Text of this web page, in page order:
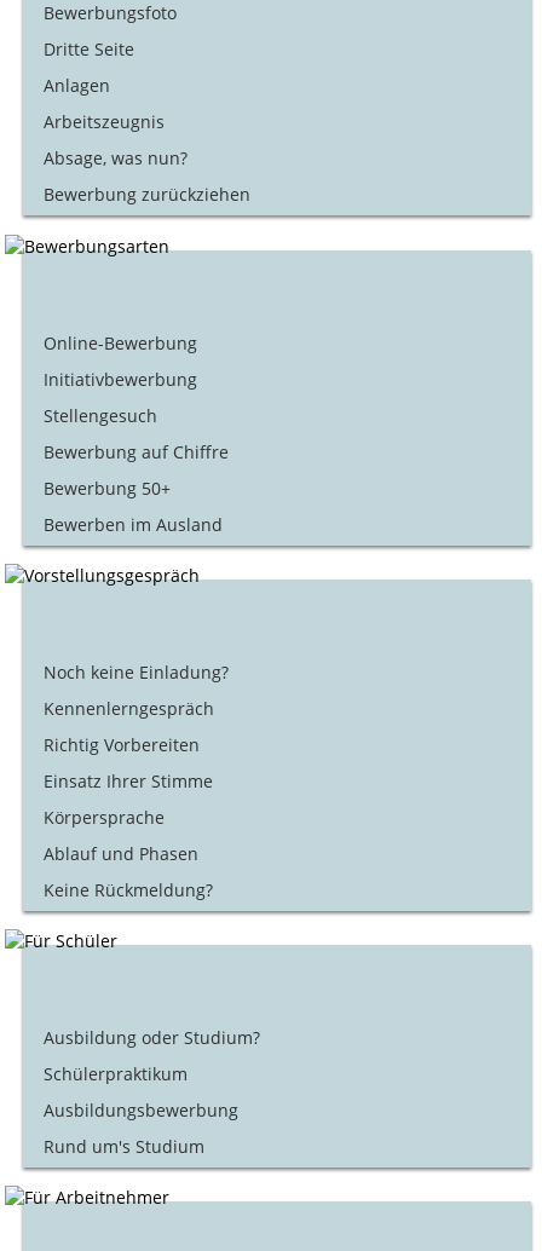
Bewerbungsfoto
Dritte Seite
Anlagen
Arbeitszeugnis
Absage, was nun?
Bewerbung zurückziehen
Online-Bewerbung
Initiativbewerbung
Stellengesuch
Bewerbung auf Chiffre
Bewerbung 50+
Bewerben im Ausland
Noch keine Einladung?
Kennenlerngespräch
Richtig Vorbereiten
Einsatz Ihrer Stimme
Körpersprache
Ablauf und Phasen
Keine Rückmeldung?
Ausbildung oder Studium?
Schülerpraktikum
Ausbildungsbewerbung
Rund um's Studium